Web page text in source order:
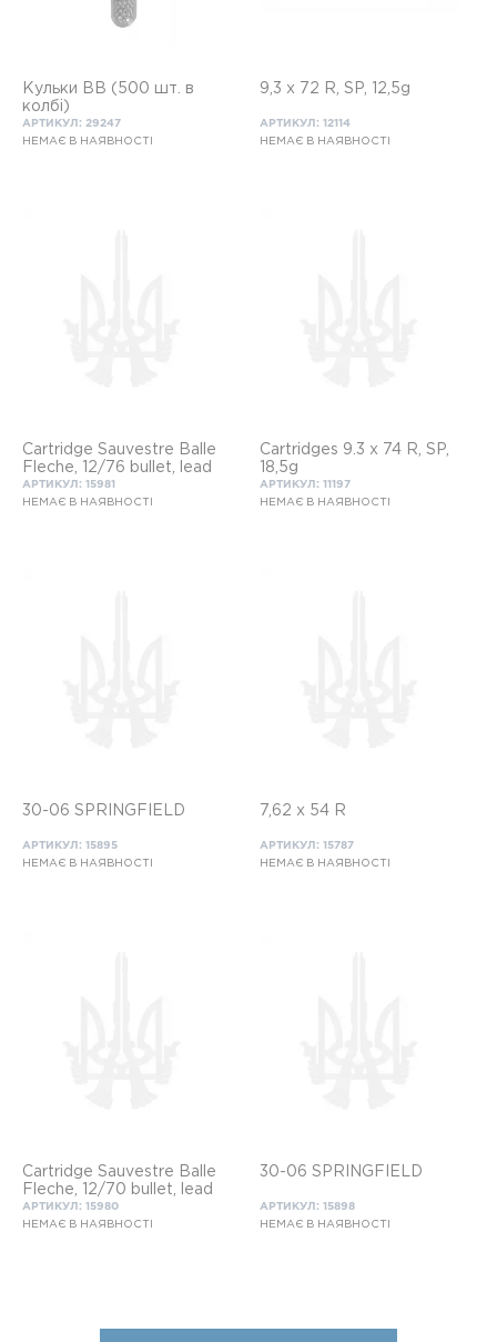
Кульки ВВ (500 шт. в
колбі)
АРТИКУЛ: 29247
НЕМАЄ В НАЯВНОСТІ
9,3 х 72 R, SP, 12,5g
АРТИКУЛ: 12114
НЕМАЄ В НАЯВНОСТІ
Cartridge Sauvestre Balle
Fleche, 12/76 bullet, lead
АРТИКУЛ: 15981
НЕМАЄ В НАЯВНОСТІ
Cartridges 9.3 x 74 R, SP,
18,5g
АРТИКУЛ: 11197
НЕМАЄ В НАЯВНОСТІ
30-06 SPRINGFIELD
АРТИКУЛ: 15895
НЕМАЄ В НАЯВНОСТІ
7,62 x 54 R
АРТИКУЛ: 15787
НЕМАЄ В НАЯВНОСТІ
Cartridge Sauvestre Balle
Fleche, 12/70 bullet, lead
АРТИКУЛ: 15980
НЕМАЄ В НАЯВНОСТІ
30-06 SPRINGFIELD
АРТИКУЛ: 15898
НЕМАЄ В НАЯВНОСТІ